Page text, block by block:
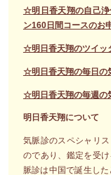
☆明日香天翔の自己浄
ン160日間コースのお
☆明日香天翔のツイッ
☆明日香天翔の毎日の
☆明日香天翔の毎週の
明日香天翔について
気脈診のスペシャリ
のであり、鑑定を受
脈診は中国で誕生し